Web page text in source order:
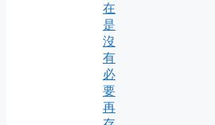
在
是
沒
有
必
要
再